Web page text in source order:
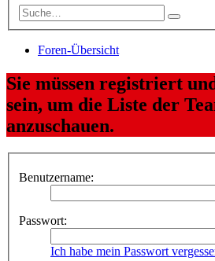
Foren-Übersicht
Sie müssen registriert
sein, um die Liste der
anzuschauen.
Benutzername:
Passwort:
Ich habe mein Passwort